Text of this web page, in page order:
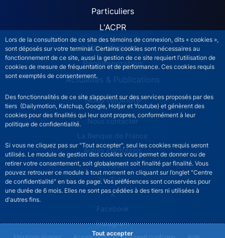
Lors de la consultation de ce site des témoins de connexion, dits « cookies »,
sont déposés sur votre terminal. Certains cookies sont nécessaires au
fonctionnement de ce site, aussi la gestion de ce site requiert l’utilisation de
cookies de mesure de fréquentation et de performance. Ces cookies requis
sont exemptés de consentement.
Des fonctionnalités de ce site s’appuient sur des services proposés par des
tiers (Dailymotion, Katchup, Google, Hotjar et Youtube) et génèrent des
cookies pour des finalités qui leur sont propres, conformément à leur
politique de confidentialité.
Si vous ne cliquez pas sur "Tout accepter", seul les cookies requis seront
utilisés. Le module de gestion des cookies vous permet de donner ou de
retirer votre consentement, soit globalement soit finalité par finalité. Vous
pouvez retrouver ce module à tout moment en cliquant sur l’onglet "Centre
de confidentialité" en bas de page. Vos préférences sont conservées pour
une durée de 6 mois. Elles ne sont pas cédées à des tiers ni utilisées à
d'autres fins.
Tout accepter
Particuliers
L'ACPR
Nos missions
Réglementation
Actualités & Publications
Nous rejoindre
ACPR footer secondary menu (French)
Nous contacter
La Banque de France
Autres institutions
LinkedIn
YouTube
X
Facebook
Instagram